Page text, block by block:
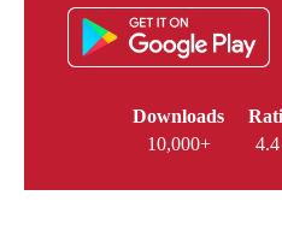
Downloads
10,000+